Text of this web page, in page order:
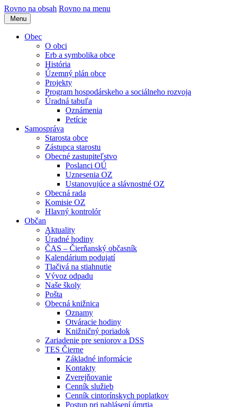
Rovno na obsah Rovno na menu
Menu
Obec
O obci
Erb a symbolika obce
História
Územný plán obce
Projekty
Program hospodárskeho a sociálneho rozvoja
Úradná tabuľa
Oznámenia
Petície
Samospráva
Starosta obce
Zástupca starostu
Obecné zastupiteľstvo
Poslanci OÚ
Uznesenia OZ
Ustanovujúce a slávnostné OZ
Obecná rada
Komisie OZ
Hlavný kontrolór
Občan
Aktuality
Úradné hodiny
ČAS – Čierňanský občasník
Kalendárium podujatí
Tlačivá na stiahnutie
Vývoz odpadu
Naše školy
Pošta
Obecná knižnica
Oznamy
Otváracie hodiny
Knižničný poriadok
Zariadenie pre seniorov a DSS
TES Čierne
Základné informácie
Kontakty
Zverejňovanie
Cenník služieb
Cenník cintorínskych poplatkov
Postup pri nahlásení úmrtia